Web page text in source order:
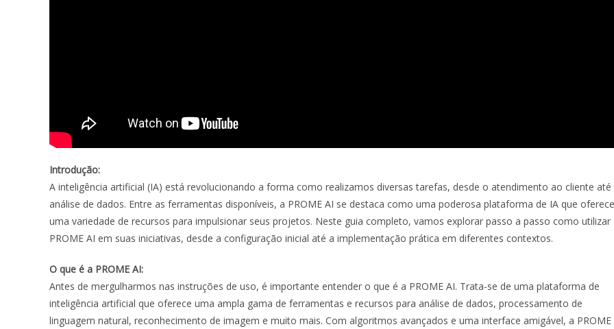
Introdução:
A inteligência artificial (IA) está revolucionando a forma como realizamos diversas tarefas, desde o atendimento ao cliente até
análise de dados. Entre as ferramentas disponíveis, a PROME AI se destaca como uma poderosa plataforma de IA que oferece
uma variedade de recursos para impulsionar seus projetos. Neste guia completo, vamos explorar passo a passo como utilizar
PROME AI em suas iniciativas, desde a configuração inicial até a implementação prática em diferentes contextos.
O que é a PROME AI:
Antes de mergulharmos nas instruções de uso, é importante entender o que é a PROME AI. Trata-se de uma plataforma de
inteligência artificial que oferece uma ampla gama de ferramentas e recursos para análise de dados, processamento de
linguagem natural, reconhecimento de imagem e muito mais. Com algoritmos avançados e uma interface amigável, a PROME